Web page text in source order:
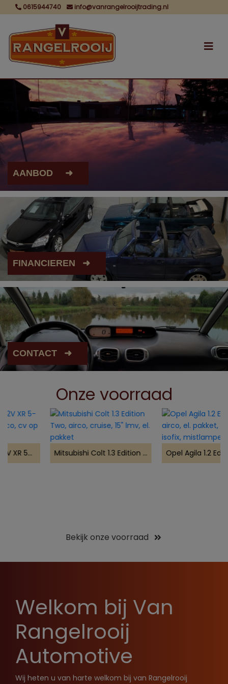
0615944740 info@vanrangelrooijtrading.nl
AANBOD
FINANCIEREN
CONTACT
Onze voorraad
Peugeot 107 1.0-12V XR 5-deurs, trekhaak, airco, cv op afst. Mitsubishi Colt 1.3 Edition Two, airco, cruise, 15" lmv, el. pakket
Bekijk onze voorraad
Welkom bij Van
Rangelrooij
Automotive
Wij heten u van harte welkom bij van Rangelrooij